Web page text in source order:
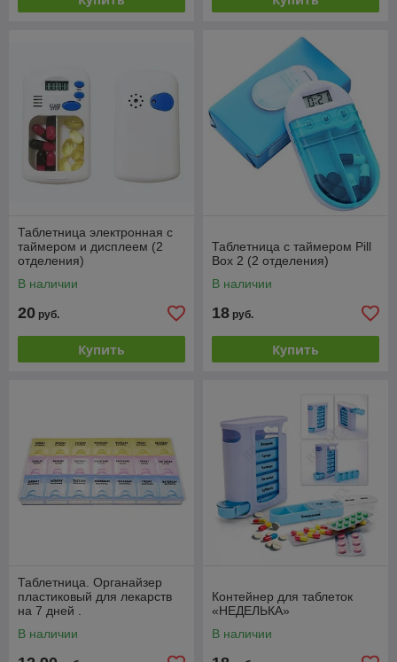
Таблетница электронная с
таймером и дисплеем (2
отделения)
В наличии
20 руб.
Купить
Таблетница с таймером Pill
Box 2 (2 отделения)
В наличии
18 руб.
Купить
Таблетница. Органайзер
пластиковый для лекарств
на 7 дней .
В наличии
Контейнер для таблеток
«НЕДЕЛЬКА»
В наличии